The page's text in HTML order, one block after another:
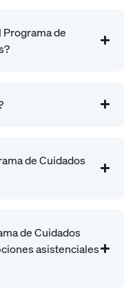
de
de Cuidados
de Cuidados
asistenciales